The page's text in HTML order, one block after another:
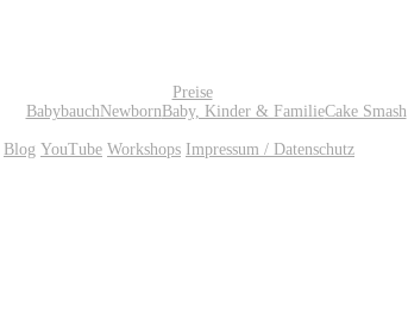
Preise
BabybauchNewbornBaby, Kinder & FamilieCake Smash
Blog YouTube Workshops Impressum / Datenschutz